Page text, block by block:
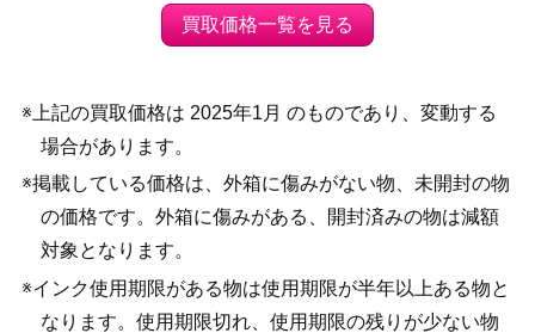
買取価格一覧を見る
※上記の買取価格は 2025年1月 のものであり、変動する
場合があります。
※掲載している価格は、外箱に傷みがない物、未開封の物
の価格です。外箱に傷みがある、開封済みの物は減額
対象となります。
※インク使用期限がある物は使用期限が半年以上ある物と
なります。使用期限切れ、使用期限の残りが少ない物